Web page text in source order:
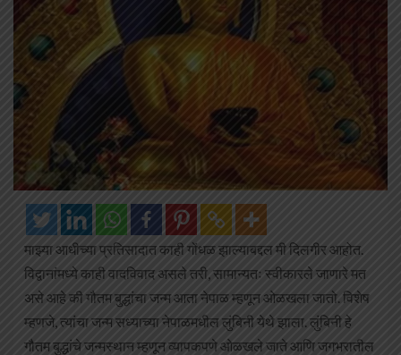
माझ्या आधीच्या प्रतिसादात काही गोंधळ झाल्याबद्दल मी दिलगीर आहोत.
विद्वानांमध्ये काही वादविवाद असले तरी, सामान्यतः स्वीकारले जाणारे मत
असे आहे की गौतम बुद्धांचा जन्म आता नेपाळ म्हणून ओळखला जातो. विशेष
म्हणजे, त्यांचा जन्म सध्याच्या नेपाळमधील लुंबिनी येथे झाला. लुंबिनी हे
गौतम बुद्धांचे जन्मस्थान म्हणून व्यापकपणे ओळखले जाते आणि जगभरातील